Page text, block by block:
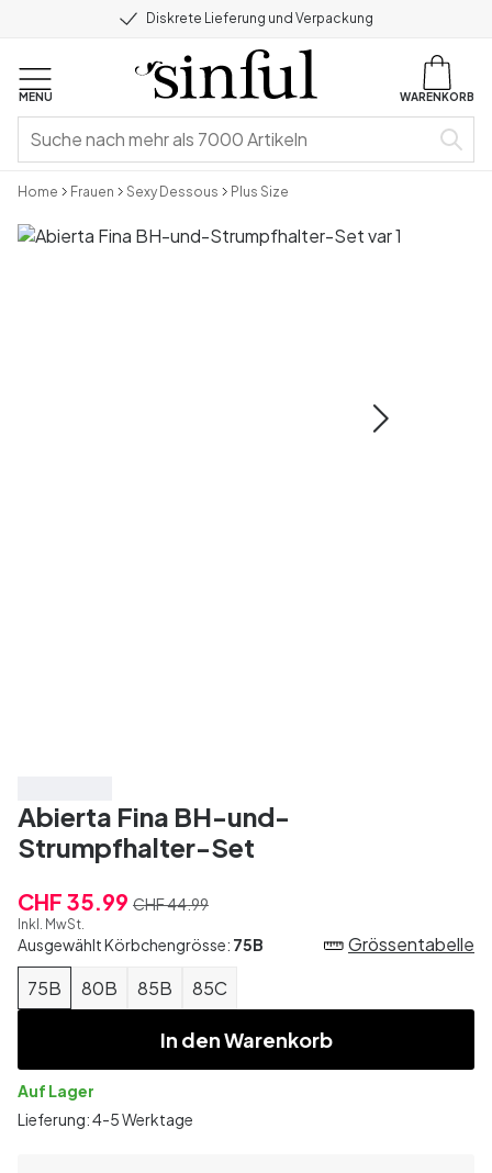
Diskrete Lieferung und Verpackung
MENU WARENKORB
Home Frauen Sexy Dessous Plus Size
Abierta Fina BH-und-
Strumpfhalter-Set
CHF 35.99 CHF 44.99
Inkl. MwSt.
Ausgewählt Körbchengrösse: 75B
75B 80B 85B 85C
Grössentabelle
In den Warenkorb
Auf Lager
Lieferung: 4-5 Werktage